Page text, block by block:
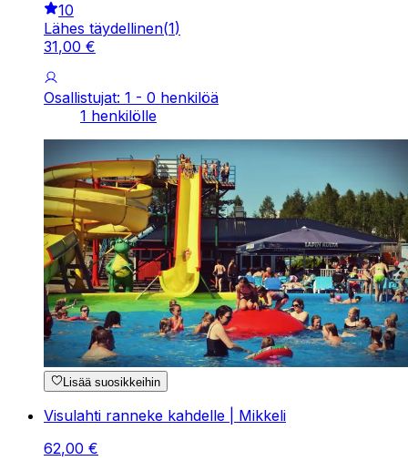
10
Lähes täydellinen(1)
31,00 €
Osallistujat: 1 - 0 henkilöä
1 henkilölle
Lisää suosikkeihin
Visulahti ranneke kahdelle | Mikkeli
62,00 €